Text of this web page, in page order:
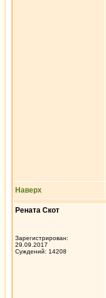
Наверх
Рената Скот
Зарегистрирован:
29.09.2017
Суждений: 14208